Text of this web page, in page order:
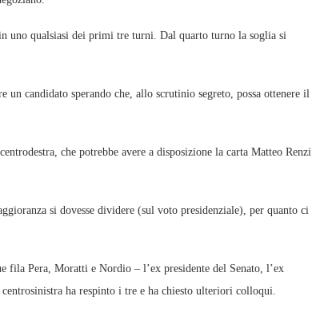
uno qualsiasi dei primi tre turni. Dal quarto turno la soglia si
un candidato sperando che, allo scrutinio segreto, possa ottenere il
che potrebbe avere a disposizione la carta Matteo Renzi
si dovesse dividere (sul voto presidenziale), per quanto ci
fila Pera, Moratti e Nordio – l’ex presidente del Senato, l’ex
ha respinto i tre e ha chiesto ulteriori colloqui.